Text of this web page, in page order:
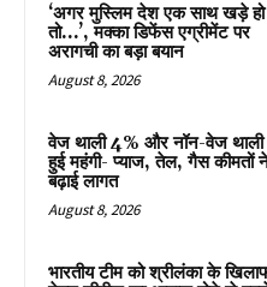
‘अगर मुस्लिम देश एक साथ खड़े हो
तो…’, मक्का डिफेंस एग्रीमेंट पर
अरागची का बड़ा बयान
August 8, 2026
वेज थाली 4% और नॉन-वेज
हुई महंगी- प्याज, तेल, गैस कीमतों
बढ़ाई लागत
August 8, 2026
भारतीय टीम को श्रीलंका के